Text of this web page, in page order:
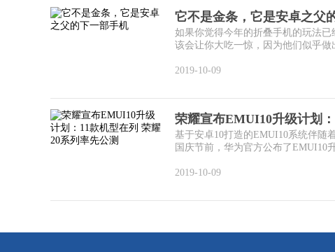
它不是金条，它是安卓之父
如果你觉得今年的折叠手机的玩法已
该会让你大吃一惊，因为他们似乎做
2019-10-09
荣耀宣布EMUI10升级计划
基于安卓10打造的EMUI10系统伴随
国庆节前，华为官方公布了EMUI10
2019-10-09